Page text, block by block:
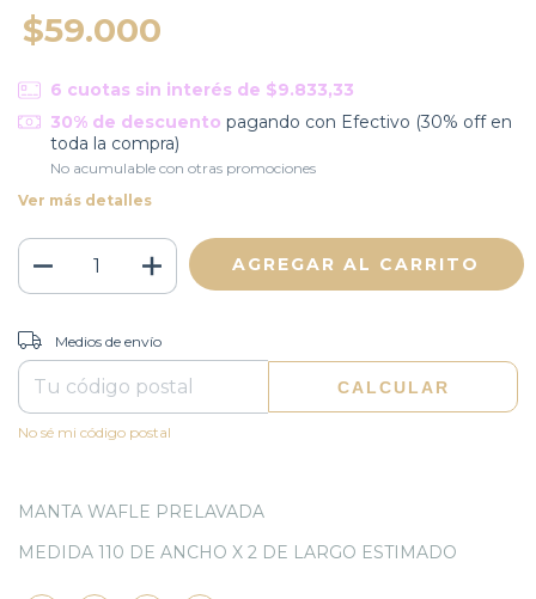
$59.000
6 cuotas sin interés de $9.833,33
30% de descuento pagando con Efectivo (30% off en
toda la compra)
No acumulable con otras promociones
Ver más detalles
Entregas para el CP:
Medios de envío
CALCULAR
No sé mi código postal
MANTA WAFLE PRELAVADA
MEDIDA 110 DE ANCHO X 2 DE LARGO ESTIMADO